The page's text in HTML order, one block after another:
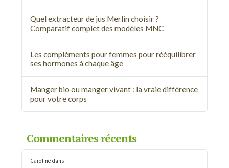
Quel extracteur de jus Merlin choisir ?
Comparatif complet des modèles MNC
Les compléments pour femmes pour rééquilibrer
ses hormones à chaque âge
Manger bio ou manger vivant : la vraie différence
pour votre corps
Commentaires récents
Carolinedans